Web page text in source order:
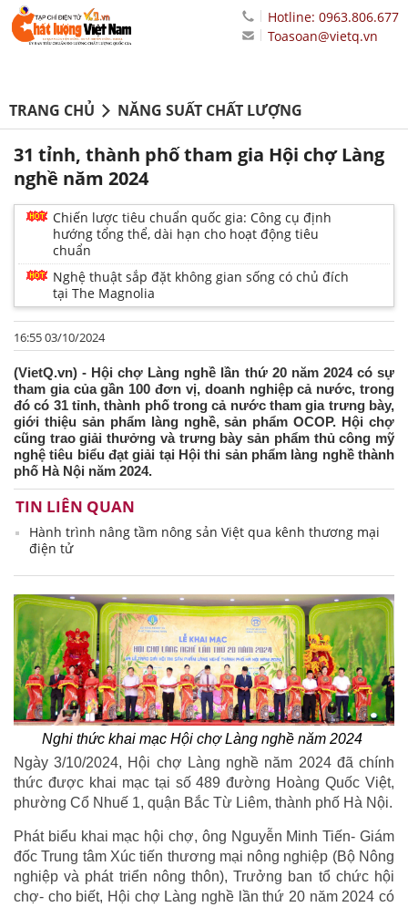
Hotline: 0963.806.677
Toasoan@vietq.vn
TRANG CHỦ NĂNG SUẤT CHẤT LƯỢNG
31 tỉnh, thành phố tham gia Hội chợ Làng
nghề năm 2024
Chiến lược tiêu chuẩn quốc gia: Công cụ định
hướng tổng thể, dài hạn cho hoạt động tiêu
chuẩn
Nghệ thuật sắp đặt không gian sống có chủ đích
tại The Magnolia
16:55 03/10/2024
(VietQ.vn) - Hội chợ Làng nghề lần thứ 20 năm 2024 có sự
tham gia của gần 100 đơn vị, doanh nghiệp cả nước, trong
đó có 31 tỉnh, thành phố trong cả nước tham gia trưng bày,
giới thiệu sản phẩm làng nghề, sản phẩm OCOP. Hội chợ
cũng trao giải thưởng và trưng bày sản phẩm thủ công mỹ
nghệ tiêu biểu đạt giải tại Hội thi sản phẩm làng nghề thành
phố Hà Nội năm 2024.
TIN LIÊN QUAN
Hành trình nâng tầm nông sản Việt qua kênh thương mại
điện tử
Nghi thức khai mạc Hội chợ Làng nghề năm 2024
Ngày 3/10/2024, Hội chợ Làng nghề năm 2024 đã chính
thức được khai mạc tại số 489 đường Hoàng Quốc Việt,
phường Cổ Nhuế 1, quận Bắc Từ Liêm, thành phố Hà Nội.
Phát biểu khai mạc hội chợ, ông Nguyễn Minh Tiến- Giám
đốc Trung tâm Xúc tiến thương mại nông nghiệp (Bộ Nông
nghiệp và phát triển nông thôn), Trưởng ban tổ chức hội
chợ- cho biết, Hội chợ Làng nghề lần thứ 20 năm 2024 có